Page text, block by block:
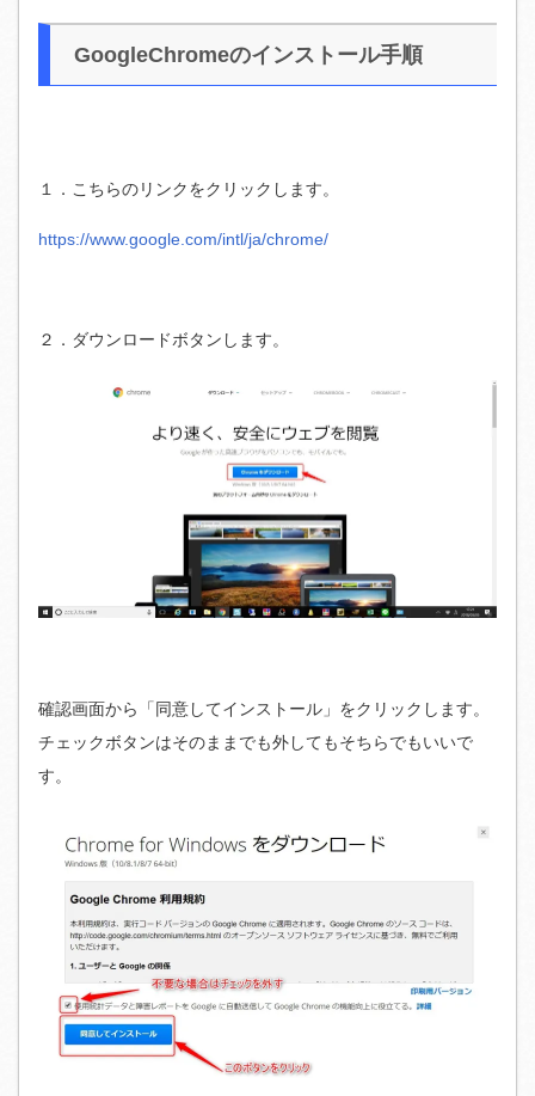
GoogleChromeのインストール手順
１．こちらのリンクをクリックします。
https://www.google.com/intl/ja/chrome/
２．ダウンロードボタンします。
確認画面から「同意してインストール」をクリックします。
チェックボタンはそのままでも外してもそちらでもいいで
す。